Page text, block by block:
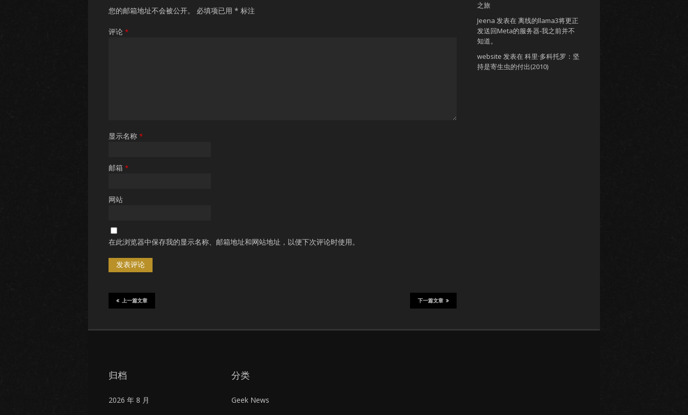
您的邮箱地址不会被公开。 必填项已用 * 标注
评论 *
显示名称 *
邮箱 *
网站
在此浏览器中保存我的显示名称、邮箱地址和网站地址，以便下次评论时使用。
下一篇文章
上一篇文章
之旅
Jeena 发表在 离线的llama3将更正
发送回Meta的服务器-我之前并不
知道。
website 发表在 科里·多科托罗：坚
持是寄生虫的付出(2010)
归档
2026 年 8 月
分类
Geek News